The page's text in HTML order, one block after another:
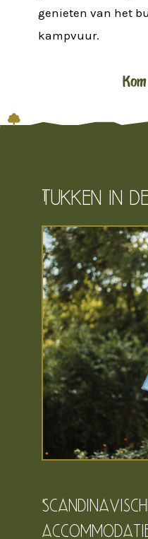
genieten van het
kampvuur.

Tukken in